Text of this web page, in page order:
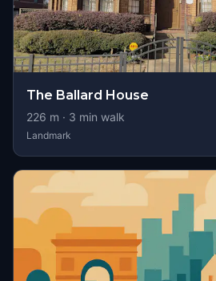
The Ballard House
226 m · 3 min walk
Landmark